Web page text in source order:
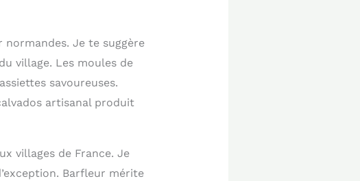
Je te suggère
village. Les moules de
savoureuses.
artisanal produit
villages de France. Je
Barfleur mérite